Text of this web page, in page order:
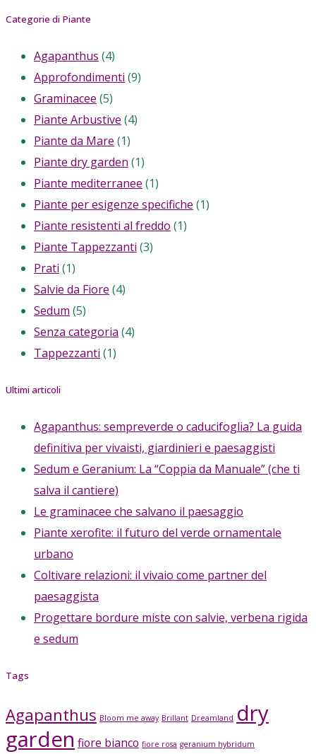
Categorie di Piante
Agapanthus (4)
Approfondimenti (9)
Graminacee (5)
Piante Arbustive (4)
Piante da Mare (1)
Piante dry garden (1)
Piante mediterranee (1)
Piante per esigenze specifiche (1)
Piante resistenti al freddo (1)
Piante Tappezzanti (3)
Prati (1)
Salvie da Fiore (4)
Sedum (5)
Senza categoria (4)
Tappezzanti (1)
Ultimi articoli
Agapanthus: sempreverde o caducifoglia? La guida
definitiva per vivaisti, giardinieri e paesaggisti
Sedum e Geranium: La “Coppia da Manuale” (che ti
salva il cantiere)
Le graminacee che salvano il paesaggio
Piante xerofite: il futuro del verde ornamentale
urbano
Coltivare relazioni: il vivaio come partner del
paesaggista
Progettare bordure miste con salvie, verbena rigida
e sedum
Tags
Agapanthus Bloom me away Brillant Dreamland dry
garden fiore bianco fiore rosa geranium hybridum